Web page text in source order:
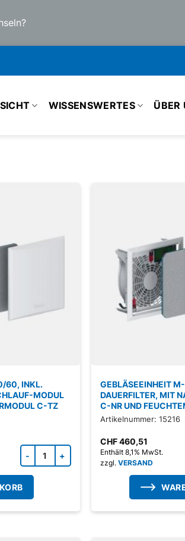
WISSENSWERTES ÜBER
60, INKL.
MODUL
C-TZ
Zubehörprodukt Menge
GEBLÄSEEINHEIT
DAUERFILTER, MIT
C-NR UND
Artikelnummer: 15216
CHF460,51
Enthält 8,1% MwSt.
zzgl.VERSAND